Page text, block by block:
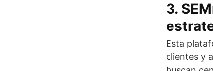
3.
Esta
clientes y